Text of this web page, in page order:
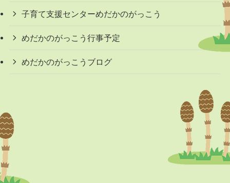
子育て支援センターめだかのがっこう
めだかのがっこう行事予定
めだかのがっこうブログ